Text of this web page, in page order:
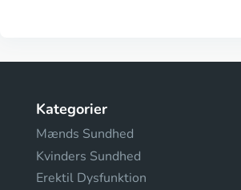
Kategorier
Mænds Sundhed
Kvinders Sundhed
Erektil Dysfunktion